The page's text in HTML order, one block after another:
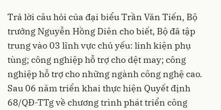
Trả lời câu hỏi của đại biểu Trần Văn Tiến, Bộ
trưởng Nguyễn Hồng Diên cho biết, Bộ đã tập
trung vào 03 lĩnh vực chủ yếu: linh kiện phụ
tùng; công nghiệp hỗ trợ cho dệt may; công
nghiệp hỗ trợ cho những ngành công nghệ cao.
Sau 06 năm triển khai thực hiện Quyết định
68/QĐ-TTg về chương trình phát triển công